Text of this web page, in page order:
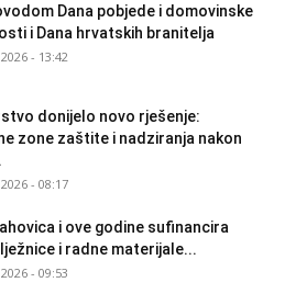
Dana pobjede i domovinske
i Dana hrvatskih branitelja
- 13:42
donijelo novo rješenje:
zone zaštite i nadziranja nakon
- 08:17
i ove godine sufinancira
i radne materijale...
- 09:53